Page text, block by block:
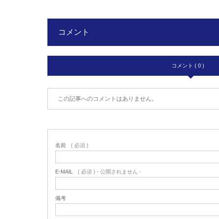
コメント
コメント ( 0 )
この記事へのコメントはありません。
名前 ( 必須 )
E-MAIL ( 必須 ) - 公開されません -
備考